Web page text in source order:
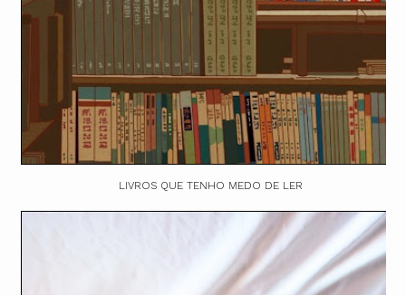
LIVROS QUE TENHO MEDO DE LER